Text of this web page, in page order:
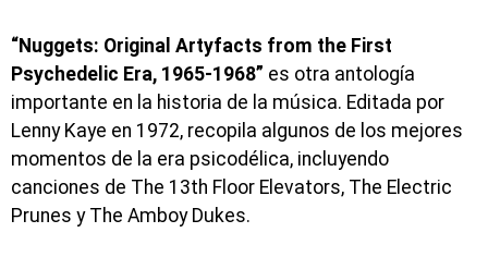
“Nuggets: Original Artyfacts from the First
Psychedelic Era, 1965-1968” es otra antología
importante en la historia de la música. Editada por
Lenny Kaye en 1972, recopila algunos de los mejores
momentos de la era psicodélica, incluyendo
canciones de The 13th Floor Elevators, The Electric
Prunes y The Amboy Dukes.